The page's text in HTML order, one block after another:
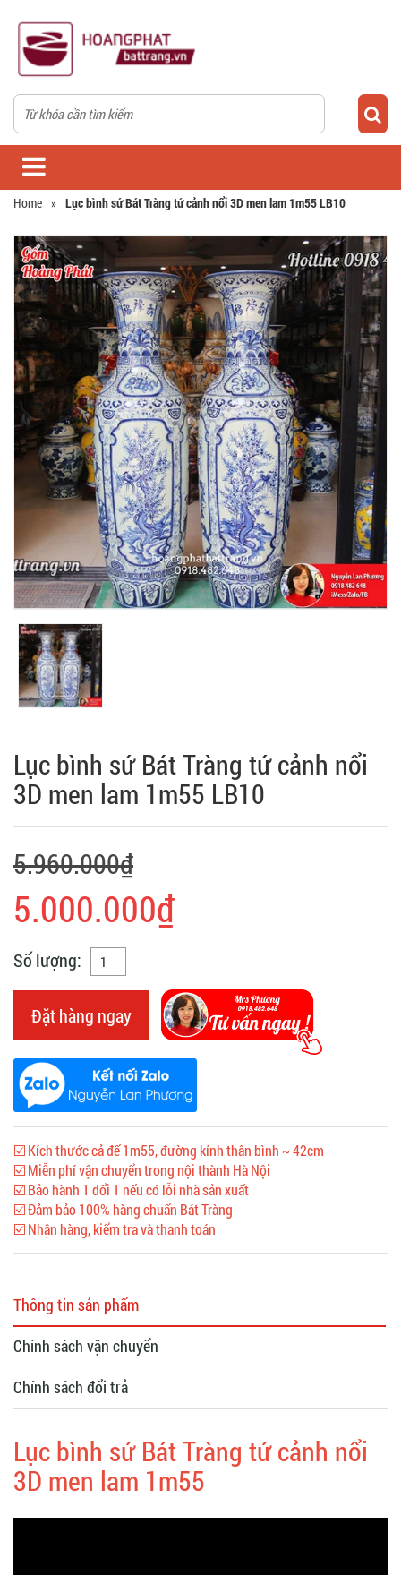
Home » Lục bình sứ Bát Tràng tứ cảnh nổi 3D men lam 1m55 LB10
Lục bình sứ Bát Tràng tứ cảnh nổi
3D men lam 1m55 LB10
5.960.000₫
5.000.000₫
Số lượng:
Đặt hàng ngay
☑️ Kích thước cả đế 1m55, đường kính thân bình ~ 42cm
☑️ Miễn phí vận chuyển trong nội thành Hà Nội
☑️ Bảo hành 1 đổi 1 nếu có lỗi nhà sản xuất
☑️ Đảm bảo 100% hàng chuẩn Bát Tràng
☑️ Nhận hàng, kiểm tra và thanh toán
Thông tin sản phẩm
Chính sách vận chuyển
Chính sách đổi trả
Lục bình sứ Bát Tràng tứ cảnh nổi
3D men lam 1m55